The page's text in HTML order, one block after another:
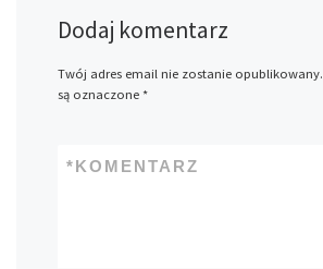
Dodaj komentarz
Twój adres email nie zostanie opublikowany.
są oznaczone *
KOMENTARZ
*